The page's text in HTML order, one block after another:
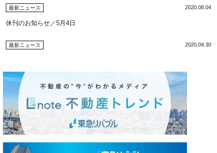
最新ニュース 2020.08.04
休刊のお知らせ／5月4日
最新ニュース 2020.04.30